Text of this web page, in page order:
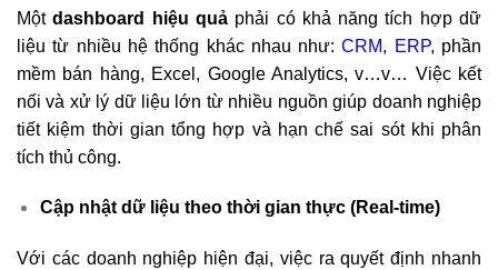
Mộtdashboard hiệu quảphải có khả năng tích hợp dữ
liệu từ nhiều hệ thống khác nhau như:CRM, ERP, phần
mềm bán hàng, Excel, Google Analytics, v…v… Việc kết
nối và xử lý dữ liệu lớn từ nhiều nguồn giúp doanh nghiệp
tiết kiệm thời gian tổng hợp và hạn chế sai sót khi phân
tích thủ công.
Cập nhật dữ liệu theo thời gian thực (Real-time)
Với các doanh nghiệp hiện đại, việc ra quyết định nhanh